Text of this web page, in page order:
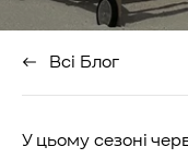
Всі Блог
У цьому сезоні